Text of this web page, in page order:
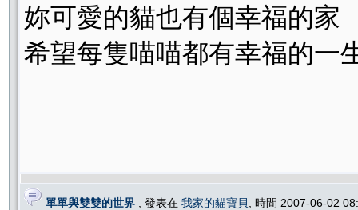
妳可愛的貓也有個幸福的家
希望每隻喵喵都有幸福的一
單單與雙雙的世界 , 發表在 我家的貓寶貝 , 時間 2007-06-02